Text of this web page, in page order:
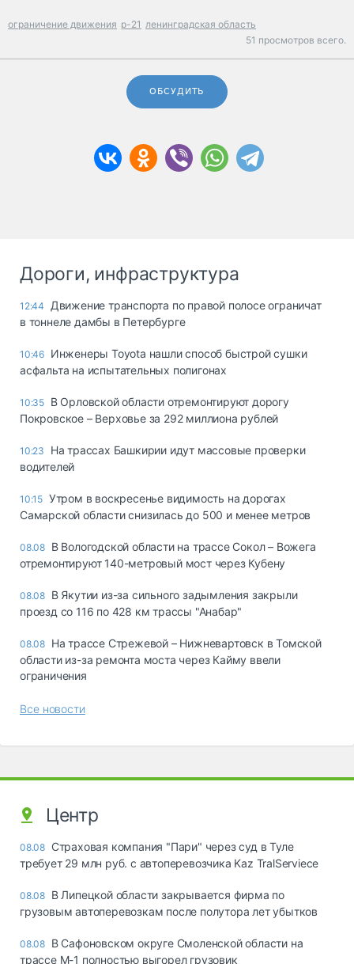
ограничение движения р-21 ленинградская область
51 просмотров всего.
ОБСУДИТЬ
Дороги, инфраструктура
12:44
Движение транспорта по правой полосе ограничат
в тоннеле дамбы в Петербурге
10:46 Инженеры Toyota нашли способ быстрой сушки
асфальта на испытательных полигонах
10:35 В Орловской области отремонтируют дорогу
Покровское – Верховье за 292 миллиона рублей
10:23
На трассах Башкирии идут массовые проверки
водителей
10:15 Утром в воскресенье видимость на дорогах
Самарской области снизилась до 500 и менее метров
08.08 В Вологодской области на трассе Сокол – Вожега
отремонтируют 140-метровый мост через Кубену
08.08 В Якутии из-за сильного задымления закрыли
проезд со 116 по 428 км трассы "Анабар"
08.08 На трассе Стрежевой – Нижневартовск в Томской
области из-за ремонта моста через Кайму ввели
ограничения
Все новости
Центр
08.08 Страховая компания "Пари" через суд в Туле
требует 29 млн руб. с автоперевозчика Kaz TralServiece
08.08 В Липецкой области закрывается фирма по
грузовым автоперевозкам после полутора лет убытков
08.08 В Сафоновском округе Смоленской области на
трассе М-1 полностью выгорел грузовик